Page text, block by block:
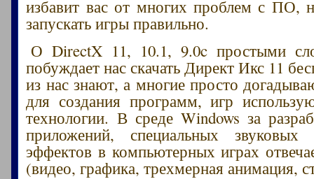
избавит вас от многих проблем с ПО,
запускать игры правильно.
О DirectX 11, 10.1, 9.0c простыми
побуждает нас скачать Директ Икс 11
из нас знают, а многие просто
для создания программ, игр
технологии. В среде Windows за
приложений, специальных
эффектов в компьютерных играх
(видео, графика, трехмерная анимация,